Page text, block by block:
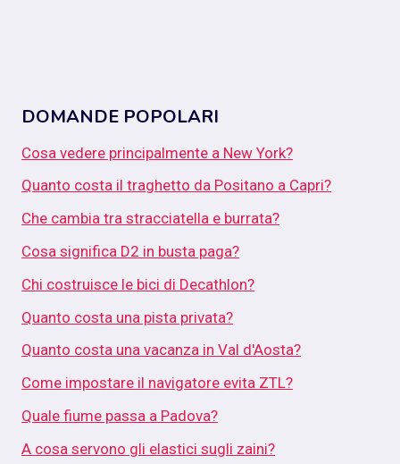
DOMANDE POPOLARI
Cosa vedere principalmente a New York?
Quanto costa il traghetto da Positano a Capri?
Che cambia tra stracciatella e burrata?
Cosa significa D2 in busta paga?
Chi costruisce le bici di Decathlon?
Quanto costa una pista privata?
Quanto costa una vacanza in Val d'Aosta?
Come impostare il navigatore evita ZTL?
Quale fiume passa a Padova?
A cosa servono gli elastici sugli zaini?